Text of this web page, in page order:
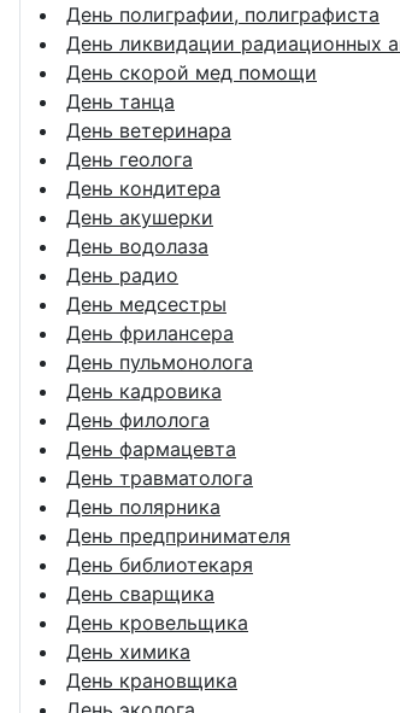
День полиграфии, полиграфиста
День ликвидации радиационных
День скорой мед помощи
День танца
День ветеринара
День геолога
День кондитера
День акушерки
День водолаза
День радио
День медсестры
День фрилансера
День пульмонолога
День кадровика
День филолога
День фармацевта
День травматолога
День полярника
День предпринимателя
День библиотекаря
День сварщика
День кровельщика
День химика
День крановщика